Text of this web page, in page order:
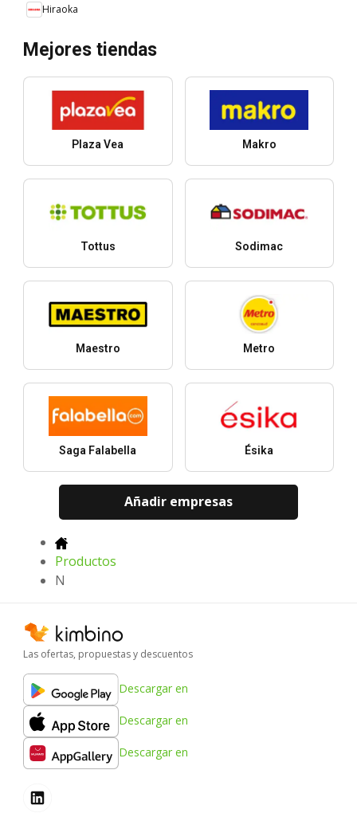
Hiraoka
Mejores tiendas
Plaza Vea Makro
Tottus Sodimac
Maestro Metro
Saga Falabella Ésika
Añadir empresas
Productos
N
Las ofertas, propuestas y descuentos
Descargar en
Descargar en
Descargar en